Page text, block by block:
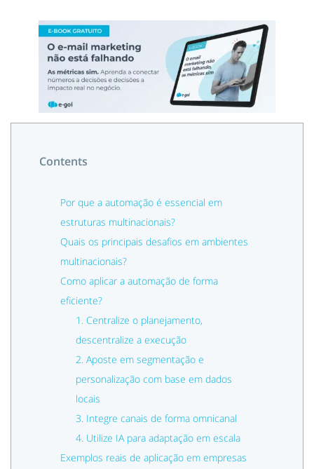
Contents
Por que a automação é essencial em
estruturas multinacionais?
Quais os principais desafios em ambientes
multinacionais?
Como aplicar a automação de forma
eficiente?
1. Centralize o planejamento,
descentralize a execução
2. Aposte em segmentação e
personalização com base em dados
locais
3. Integre canais de forma omnicanal
4. Utilize IA para adaptação em escala
Exemplos reais de aplicação em empresas